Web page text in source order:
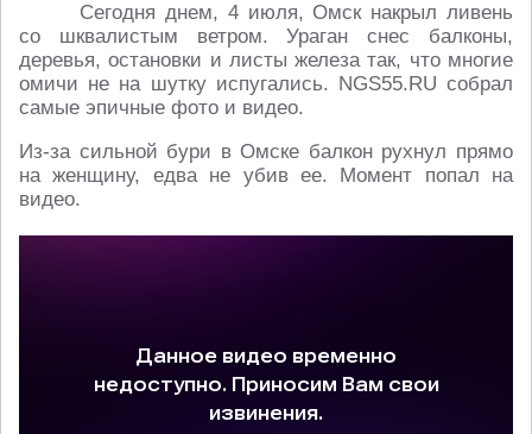
Сегодня днем, 4 июля, Омск накрыл ливень
со шквалистым ветром. Ураган снес балконы,
деревья, остановки и листы железа так, что многие
омичи не на шутку испугались. NGS55.RU собрал
самые эпичные фото и видео.
Из-за сильной бури в Омске балкон рухнул прямо
на женщину, едва не убив ее. Момент попал на
видео.